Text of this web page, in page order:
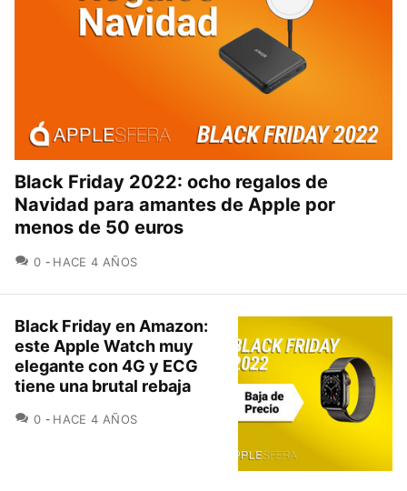
Black Friday 2022: ocho regalos de
Navidad para amantes de Apple por
menos de 50 euros
0 COMENTARIOS
HACE 4 AÑOS
Black Friday en Amazon:
este Apple Watch muy
elegante con 4G y ECG
tiene una brutal rebaja
0 COMENTARIOS
HACE 4 AÑOS